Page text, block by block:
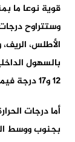
قوية نوعا ما
بالسهول
12 و17 درجة فيما تبقى من ربوع المملكة.
أما درجات
بجنوب ووسط